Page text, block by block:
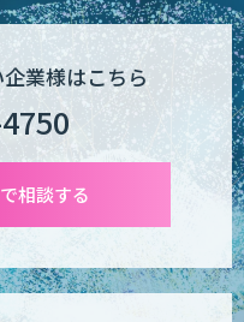
業様はこちら
相談する